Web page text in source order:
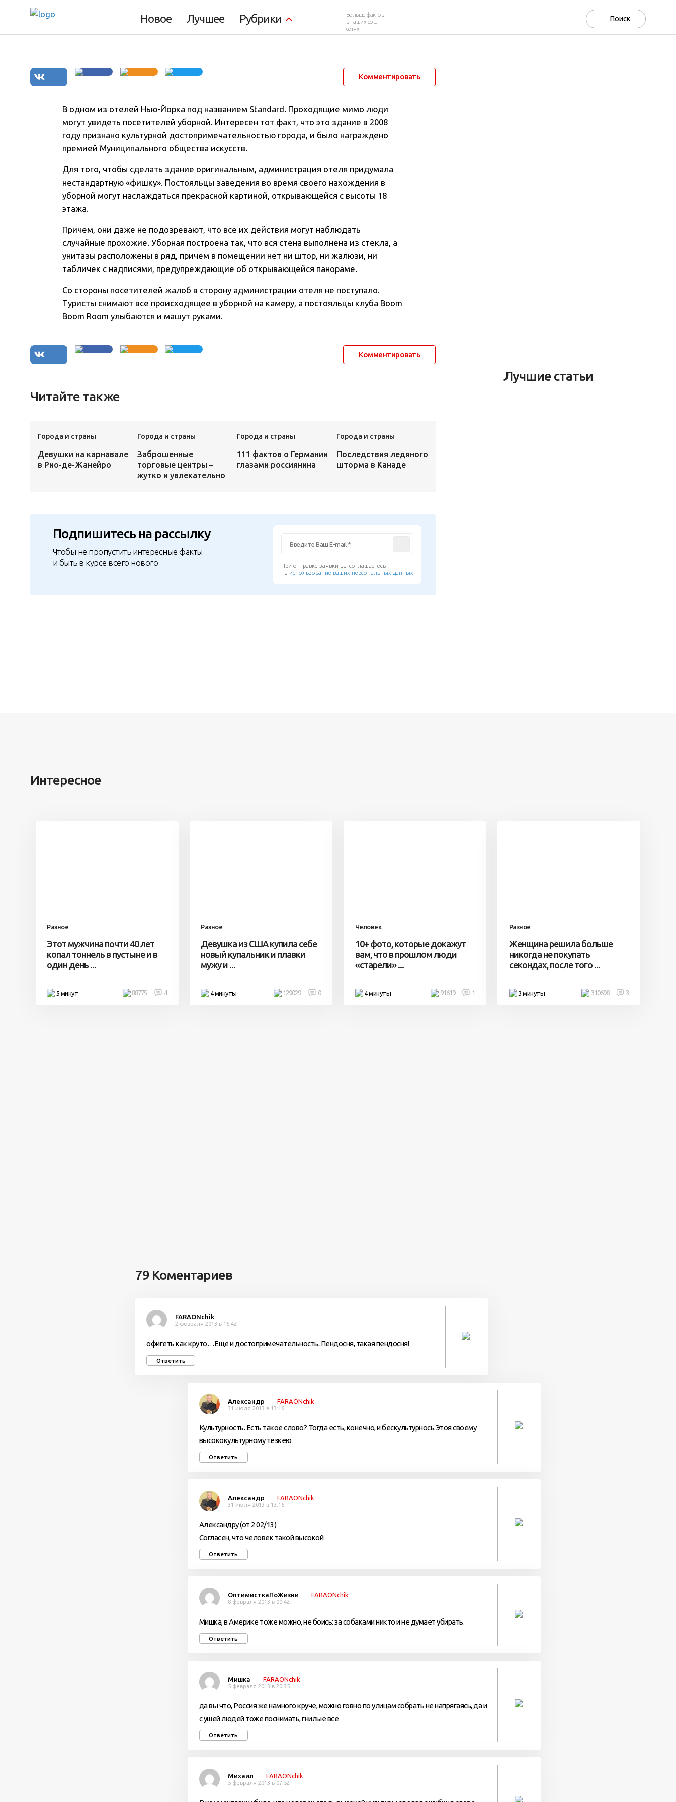
Новое Лучшее Рубрики
Больше фактов
в наших соц.
сетях
Комментировать
В одном из отелей Нью-Йорка под названием Standard. Проходящие мимо люди
могут увидеть посетителей уборной. Интересен тот факт, что это здание в 2008
году признано культурной достопримечательностью города, и было награждено
премией Муниципального общества искусств.
Для того, чтобы сделать здание оригинальным, администрация отеля придумала
нестандартную «фишку». Постояльцы заведения во время своего нахождения в
уборной могут наслаждаться прекрасной картиной, открывающейся с высоты 18
этажа.
Причем, они даже не подозревают, что все их действия могут наблюдать
случайные прохожие. Уборная построена так, что вся стена выполнена из стекла, а
унитазы расположены в ряд, причем в помещении нет ни штор, ни жалюзи, ни
табличек с надписями, предупреждающие об открывающейся панораме.
Со стороны посетителей жалоб в сторону администрации отеля не поступало.
Туристы снимают все происходящее в уборной на камеру, а постояльцы клуба Boom
Boom Room улыбаются и машут руками.
Комментировать
Читайте также
Города и страны
Девушки на карнавале
в Рио-де-Жанейро
Города и страны
Заброшенные
торговые центры –
жутко и увлекательно
Города и страны
111 фактов о Германии
глазами россиянина
Города и страны
Последствия ледяного
шторма в Канаде
Подпишитесь на рассылку
Чтобы не пропустить интересные факты
и быть в курсе всего нового
При отправке заявки вы соглашаетесь
на использование ваших персональных данных
Лучшие статьи
Интересное
Разное
Этот мужчина почти 40 лет
копал тоннель в пустыне и в
один день ...
5 минут 4
88775
Разное
Девушка из США купила себе
новый купальник и плавки
мужу и ...
4 минуты 0
129029
Человек
10+ фото, которые докажут
вам, что в прошлом люди
«старели» ...
4 минуты 1
91619
Разное
Женщина решила больше
никогда не покупать
секондах, после того ...
3 минуты 3
310698
79 Коментариев
FARAONchik
2 февраля 2013 в 15:42
офигеть как круто…Ещё и достопримечательность..Пендосня, такая пендосня!
Ответить
Александр FARAONchik
31 июля 2013 в 13:16
Культурность. Есть такое слово? Тогда есть, конечно, и бескультурнось.Этоя своему
высококультурному тезкею
Ответить
Александр FARAONchik
31 июля 2013 в 13:15
Александру (от 2 02/13)
Согласен, что человек такой высокой
Ответить
ОптимисткаПоЖизни FARAONchik
8 февраля 2013 в 00:42
Мишка, в Америке тоже можно, не боись: за собаками никто и не думает убирать.
Ответить
Мишка FARAONchik
5 февраля 2013 в 20:35
да вы что, Россия же намного круче, можно говно по улицам собрать не напрягаясь, да и
с ушей людей тоже поснимать, гнилые все
Ответить
Михаил FARAONchik
5 февраля 2013 в 07:52